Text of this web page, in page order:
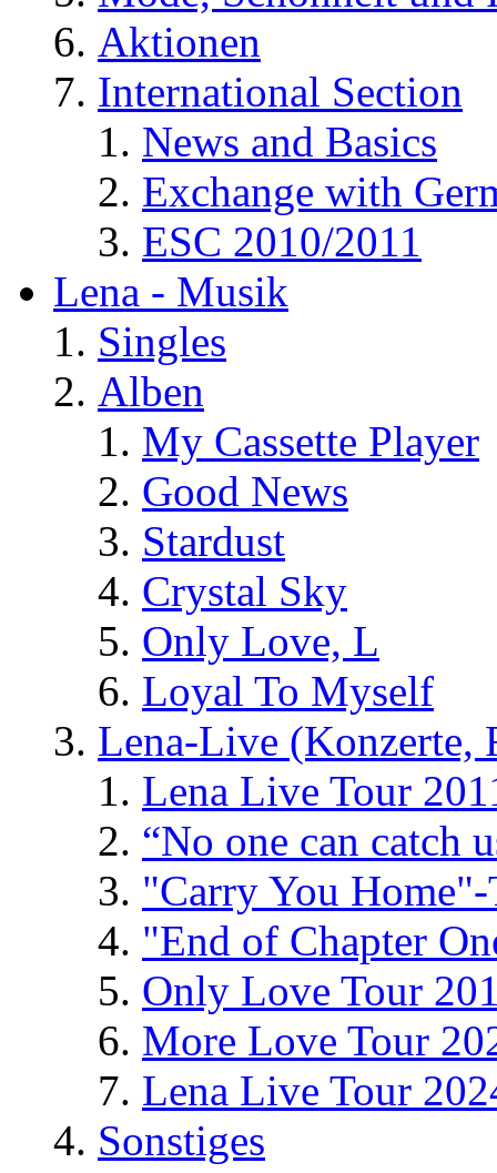
Aktionen
International Section
News and Basics
Exchange with
ESC 2010/2011
Lena - Musik
Singles
Alben
My Cassette Player
Good News
Stardust
Crystal Sky
Only Love, L
Loyal To Myself
Lena-Live (Konzerte,
Lena Live Tour
“No one can catch
"Carry You
"End of Chapter
Only Love Tour
More Love Tour
Lena Live Tour
Sonstiges